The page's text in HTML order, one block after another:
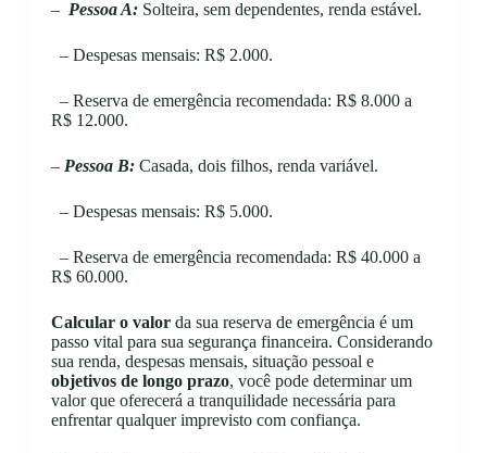
– Pessoa A:Solteira, sem dependentes, renda estável.
– Despesas mensais: R$ 2.000.
– Reserva de emergência recomendada: R$ 8.000 a
R$ 12.000.
– Pessoa B:Casada, dois filhos, renda variável.
– Despesas mensais: R$ 5.000.
– Reserva de emergência recomendada: R$ 40.000 a
R$ 60.000.
Calcular o valorda sua reserva de emergência é um
passo vital para sua segurança financeira. Considerando
sua renda, despesas mensais, situação pessoal e
objetivos de longo prazo, você pode determinar um
valor que oferecerá a tranquilidade necessária para
enfrentar qualquer imprevisto com confiança.